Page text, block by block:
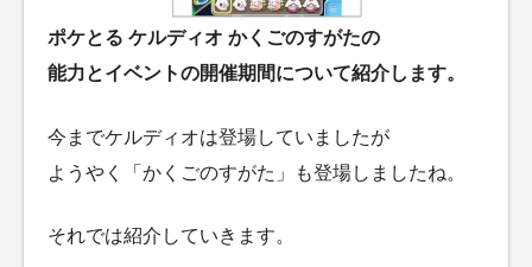
ポケとる ケルディオ かくごのすがたの
能力とイベントの開催期間について紹介します。
今までケルディオは登場していましたが
ようやく「かくごのすがた」も登場しましたね。
それでは紹介していきます。